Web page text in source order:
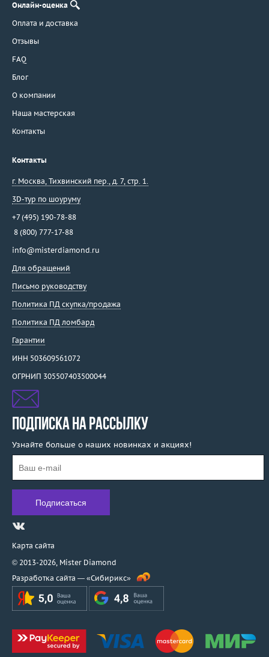
Онлайн-оценка
Оплата и доставка
Отзывы
FAQ
Блог
О компании
Наша мастерская
Контакты
Контакты
г. Москва, Тихвинский пер., д. 7, стр. 1.
3D-тур по шоуруму
+7 (495) 190-78-88
8 (800) 777-17-88
info@misterdiamond.ru
Для обращений
Письмо руководству
Политика ПД скупка/продажа
Политика ПД ломбард
Гарантии
ИНН 503609561072
ОГРНИП 305507403500044
ПОДПИСКА НА РАССЫЛКУ
Узнайте больше о наших новинках и акциях!
Карта сайта
© 2013-2026, Mister Diamond
Разработка сайта — «Сибирикс»